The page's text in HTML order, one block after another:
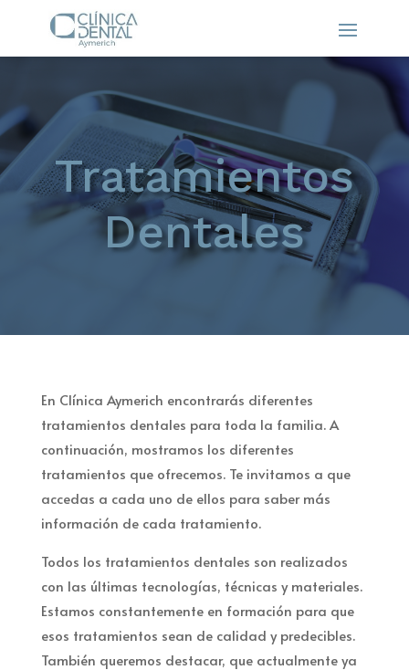
Tratamientos
Dentales
En Clínica Aymerich encontrarás diferentes
tratamientos dentales para toda la familia. A
continuación, mostramos los diferentes
tratamientos que ofrecemos. Te invitamos a que
accedas a cada uno de ellos para saber más
información de cada tratamiento.
Todos los tratamientos dentales son realizados
con las últimas tecnologías, técnicas y materiales.
Estamos constantemente en formación para que
esos tratamientos sean de calidad y predecibles.
También queremos destacar, que actualmente ya